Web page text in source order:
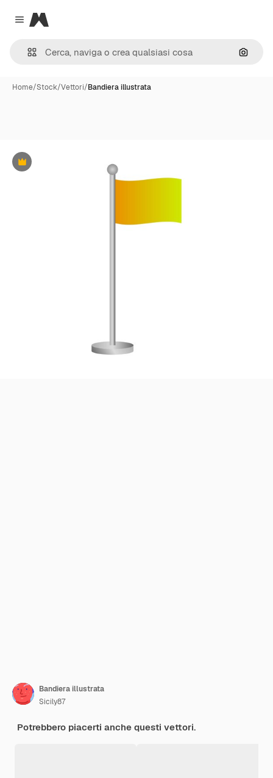
Close menu
Magnific
Cerca
Home/Stock/Vettori/Bandiera illustrata
Premium
Bandiera illustrata
Sicily87
Potrebbero piacerti anche questi vettori.